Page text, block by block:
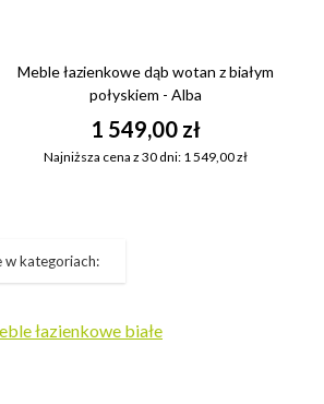
Meble łazienkowe dąb wotan z białym
połyskiem - Alba
1 549,00 zł
Najniższa cena z 30 dni: 1 549,00 zł
w kategoriach:
łazienkowe białe